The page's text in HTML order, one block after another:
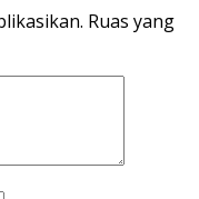
Ruas yang